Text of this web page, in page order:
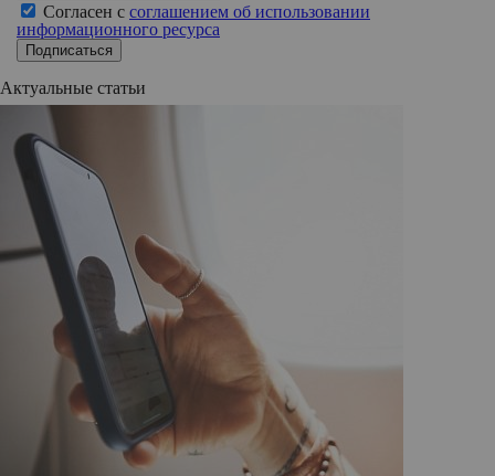
Согласен с соглашением об использовании
информационного ресурса
Подписаться
Актуальные статьи